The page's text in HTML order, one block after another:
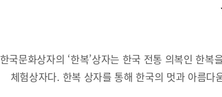
한국문화상자의 ‘한복’상자는 한국 전통 의복인 한
체험상자다. 한복 상자를 통해 한국의 멋과 아름